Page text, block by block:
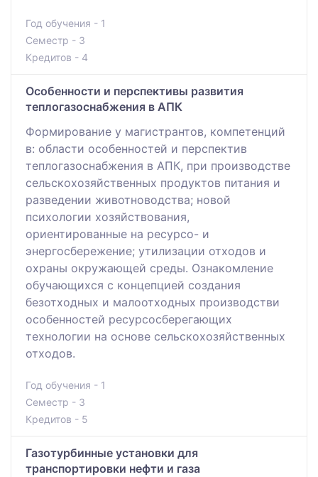
Год обучения - 1
Семестр - 3
Кредитов - 4
Особенности и перспективы развития
теплогазоснабжения в АПК
Формирование у магистрантов, компетенций
в: области особенностей и перспектив
теплогазоснабжения в АПК, при производстве
сельскохозяйственных продуктов питания и
разведении животноводства; новой
психологии хозяйствования,
ориентированные на ресурсо- и
энергосбережение; утилизации отходов и
охраны окружающей среды. Ознакомление
обучающихся с концепцией создания
безотходных и малоотходных производстви
особенностей ресурсосберегающих
технологии на основе сельскохозяйственных
отходов.
Год обучения - 1
Семестр - 3
Кредитов - 5
Газотурбинные установки для
транспортировки нефти и газа